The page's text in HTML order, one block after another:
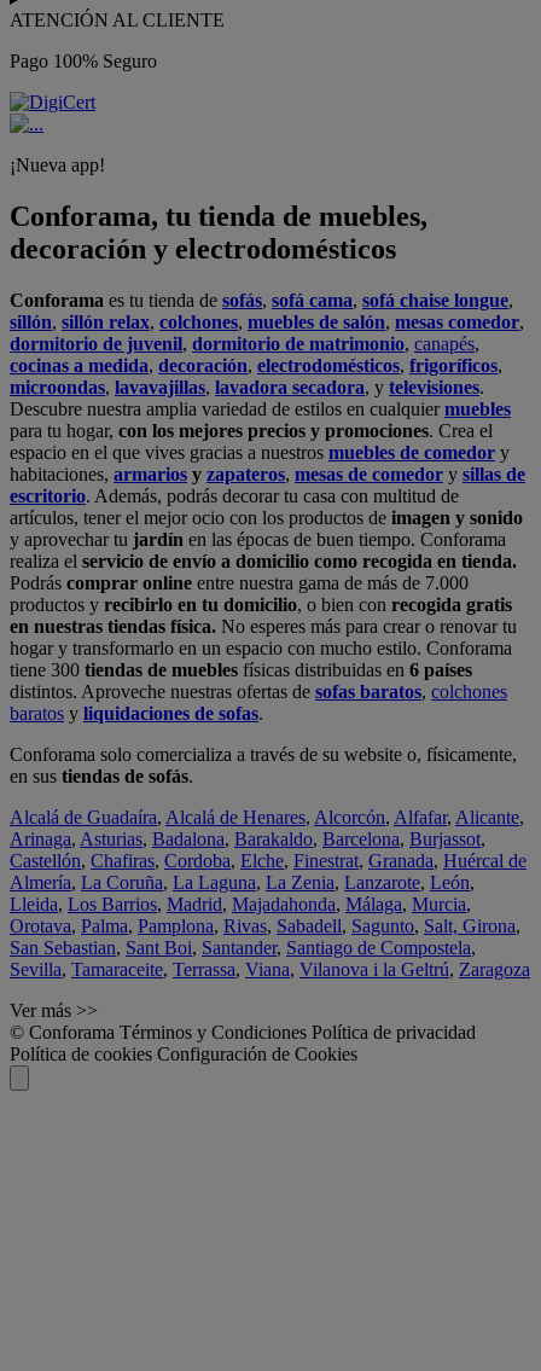
ATENCIÓN AL CLIENTE
Pago 100% Seguro
¡Nueva app!
Conforama, tu tienda de muebles,
decoración y electrodomésticos
Conforama es tu tienda de sofás, sofá cama, sofá chaise longue,
sillón, sillón relax, colchones, muebles de salón, mesas comedor,
dormitorio de juvenil, dormitorio de matrimonio, canapés,
cocinas a medida, decoración, electrodomésticos, frigoríficos,
microondas, lavavajillas, lavadora secadora, y televisiones.
Descubre nuestra amplia variedad de estilos en cualquiermuebles
para tu hogar, con los mejores precios y promociones. Crea el
espacio en el que vives gracias a nuestros muebles de comedor y
habitaciones, armarios y zapateros, mesas de comedor y sillas de
escritorio. Además, podrás decorar tu casa con multitud de
artículos, tener el mejor ocio con los productos de imagen y sonido
y aprovechar tu jardín en las épocas de buen tiempo. Conforama
realiza el servicio de envío a domicilio como recogida en tienda.
Podrás comprar online entre nuestra gama de más de 7.000
productos y recibirlo en tu domicilio, o bien con recogida gratis
en nuestras tiendas física. No esperes más para crear o renovar tu
hogar y transformarlo en un espacio con mucho estilo. Conforama
tiene 300 tiendas de muebles físicas distribuidas en 6 países
distintos. Aproveche nuestras ofertas de sofas baratos, colchones
baratos y liquidaciones de sofas.
Conforama solo comercializa a través de su website o, físicamente,
en sus tiendas de sofás.
Alcalá de Guadaíra, Alcalá de Henares, Alcorcón, Alfafar, Alicante,
Arinaga, Asturias, Badalona, Barakaldo, Barcelona, Burjassot,
Castellón, Chafiras, Cordoba, Elche, Finestrat, Granada, Huércal de
Almería, La Coruña, La Laguna, La Zenia, Lanzarote, León,
Lleida, Los Barrios, Madrid, Majadahonda, Málaga, Murcia,
Orotava, Palma, Pamplona, Rivas, Sabadell, Sagunto, Salt, Girona,
San Sebastian, Sant Boi, Santander, Santiago de Compostela,
Sevilla, Tamaraceite, Terrassa, Viana, Vilanova i la Geltrú, Zaragoza
Ver más >>
© Conforama Términos y Condiciones Política de privacidad
Política de cookies Configuración de Cookies